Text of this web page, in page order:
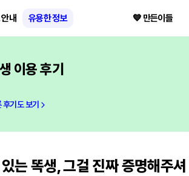
내 유용한 정보 💙 만든이들
이용 후기
후기도 보기
는 똑생, 그걸 진짜 증명해주셔